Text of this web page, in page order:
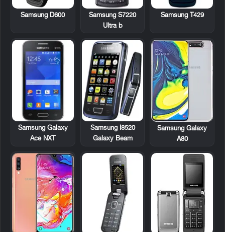
Samsung T429
Samsung S7220
Ultra b
Samsung D600
Samsung Galaxy
A80
Samsung I8520
Galaxy Beam
Samsung Galaxy
Ace NXT